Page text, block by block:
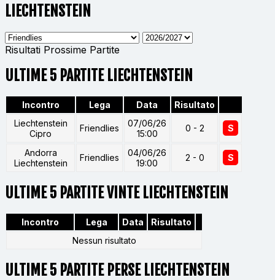
LIECHTENSTEIN
Risultati Prossime Partite
ULTIME 5 PARTITE LIECHTENSTEIN
Incontro Lega Data
Risultato
Liechtenstein
Cipro
Friendlies
07/06/26
15:00
0 - 2 S
Andorra
Liechtenstein
Friendlies
04/06/26
19:00
2 - 0 S
ULTIME 5 PARTITE VINTE LIECHTENSTEIN
Incontro Lega Data
Risultato
Nessun risultato
ULTIME 5 PARTITE PERSE LIECHTENSTEIN